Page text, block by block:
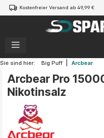
springen
Kostenfreier Versand ab 49,99 €
Sie sind hier: Big Puff Arcbear
Arcbear Pro
Nikotinsalz